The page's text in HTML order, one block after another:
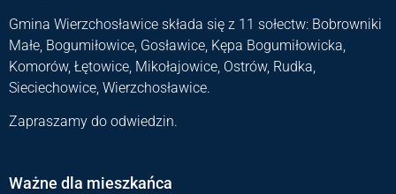
Gmina Wierzchosławice składa się z 11 sołectw: Bobrowniki
Małe, Bogumiłowice, Gosławice, Kępa Bogumiłowicka,
Komorów, Łętowice, Mikołajowice, Ostrów, Rudka,
Sieciechowice, Wierzchosławice.
Zapraszamy do odwiedzin.
Ważne dla mieszkańca